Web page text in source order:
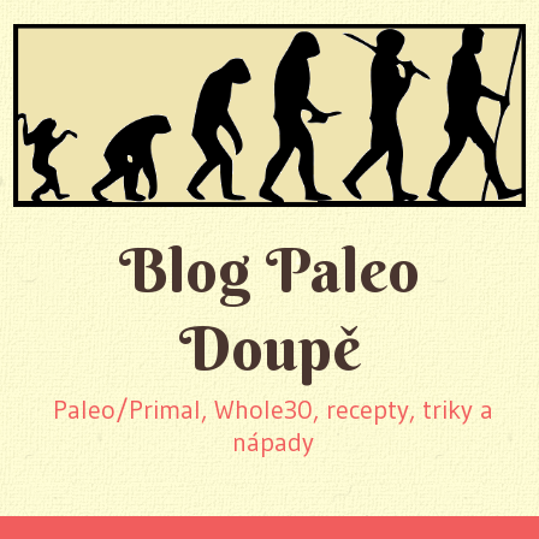
Blog Paleo
Doupě
Paleo/Primal, Whole30, recepty, triky a
nápady